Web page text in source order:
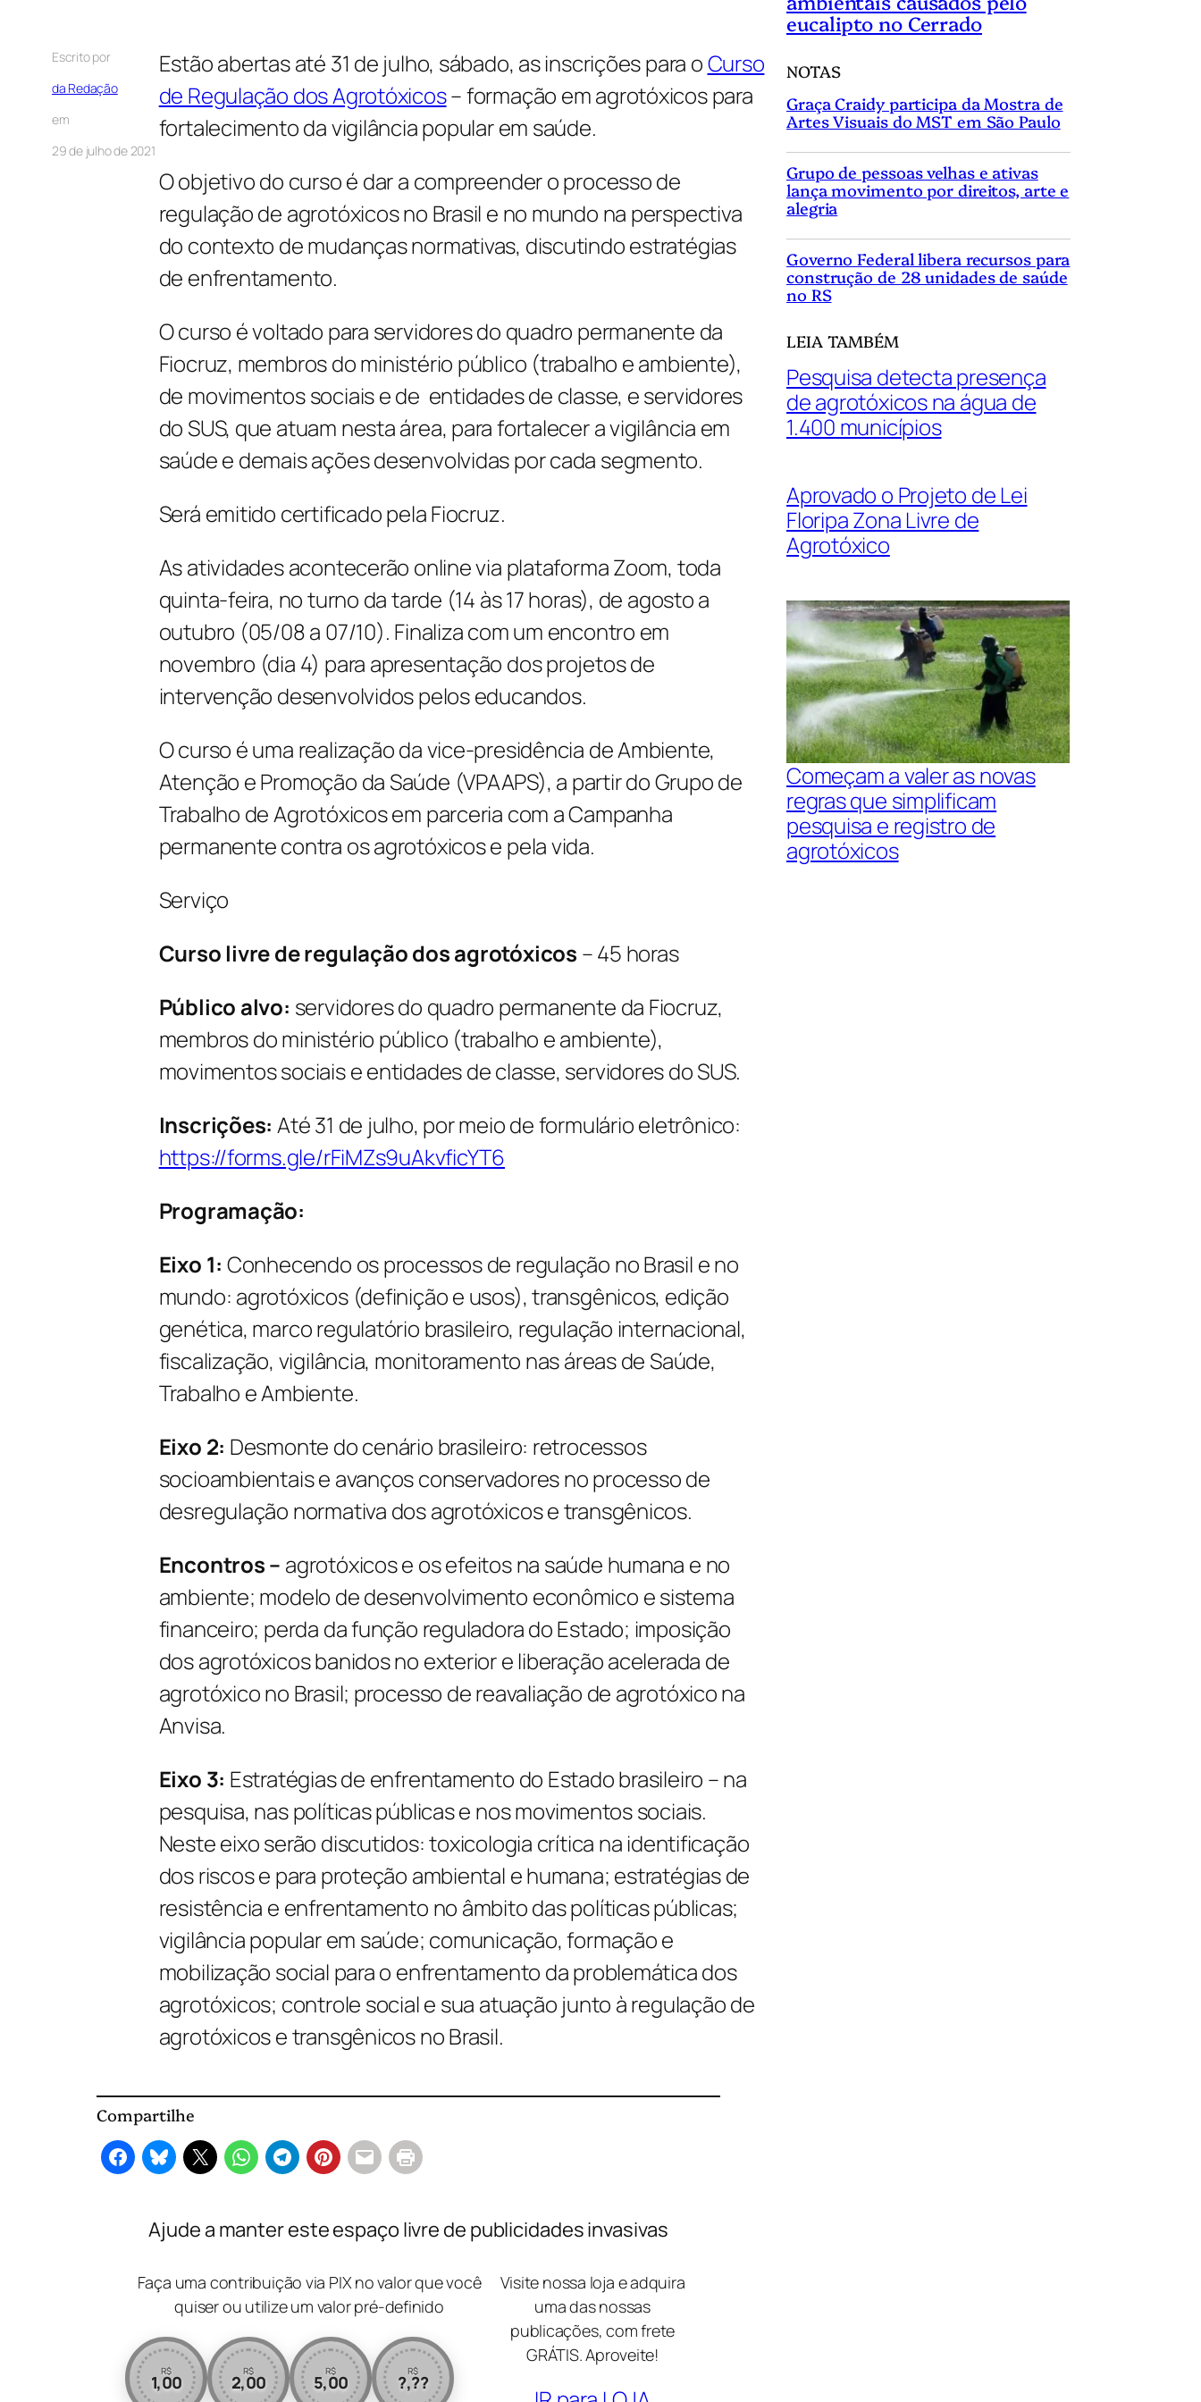
Escrito por
da Redação
em
29 de julho de 2021
Estão abertas até 31 de julho, sábado, as inscrições para oCurso
de Regulação dos Agrotóxicos– formação em agrotóxicos para
fortalecimento da vigilância popular em saúde.
O objetivo do curso é dar a compreender o processo de
regulação de agrotóxicos no Brasil e no mundo na perspectiva
do contexto de mudanças normativas, discutindo estratégias
de enfrentamento.
O curso é voltado para servidores do quadro permanente da
Fiocruz, membros do ministério público (trabalho e ambiente),
de movimentos sociais e de entidades de classe, e servidores
do SUS, que atuam nesta área, para fortalecer a vigilância em
saúde e demais ações desenvolvidas por cada segmento.
Será emitido certificado pela Fiocruz.
As atividades acontecerão onlinevia plataforma Zoom, toda
quinta-feira, no turno da tarde (14 às 17 horas), de agosto a
outubro (05/08 a 07/10). Finaliza com um encontro em
novembro (dia 4) para apresentação dos projetos de
intervenção desenvolvidos pelos educandos.
O curso é uma realização da vice-presidência de Ambiente,
Atenção e Promoção da Saúde (VPAAPS), a partir do Grupo de
Trabalho de Agrotóxicos em parceria com a Campanha
permanente contra os agrotóxicos e pela vida.
Serviço
Curso livre de regulação dos agrotóxicos – 45 horas
Público alvo: servidores do quadro permanente da Fiocruz,
membros do ministério público (trabalho e ambiente),
movimentos sociais e entidades de classe, servidores do SUS.
Inscrições: Até 31 de julho, por meio de formulário eletrônico:
https://forms.gle/rFiMZs9uAkvficYT6
Programação:
Eixo 1: Conhecendo os processos de regulação no Brasil e no
mundo: agrotóxicos (definição e usos), transgênicos, edição
genética, marco regulatório brasileiro, regulação internacional,
fiscalização, vigilância, monitoramento nas áreas de Saúde,
Trabalho e Ambiente.
Eixo 2: Desmonte do cenário brasileiro: retrocessos
socioambientais e avanços conservadores no processo de
desregulação normativa dos agrotóxicos e transgênicos.
Encontros – agrotóxicos e os efeitos na saúde humana e no
ambiente; modelo de desenvolvimento econômico e sistema
financeiro; perda da função reguladora do Estado; imposição
dos agrotóxicos banidos no exterior e liberação acelerada de
agrotóxico no Brasil; processo de reavaliação de agrotóxico na
Anvisa.
Eixo 3: Estratégias de enfrentamento do Estado brasileiro – na
pesquisa, nas políticas públicas e nos movimentos sociais.
Neste eixo serão discutidos: toxicologia crítica na identificação
dos riscos e para proteção ambiental e humana; estratégias de
resistência e enfrentamento no âmbito das políticas públicas;
vigilância popular em saúde; comunicação, formação e
mobilização social para o enfrentamento da problemática dos
agrotóxicos; controle social e sua atuação junto à regulação de
agrotóxicos e transgênicos no Brasil.
Compartilhe
Ajude a manter este espaço livre de publicidades invasivas
Faça uma contribuição via PIX no valor que você
quiser ou utilize um valor pré-definido
R$
1,00
R$
2,00
R$
5,00
R$
?,??
Visite nossa loja e adquira
uma das nossas
publicações, com frete
GRÁTIS. Aproveite!
eucalipto no Cerrado
NOTAS
Graça Craidy participa da Mostra de
Artes Visuais do MST em São Paulo
Grupo de pessoas velhas e ativas
lança movimento por direitos, arte e
alegria
Governo Federal libera recursos para
construção de 28 unidades de saúde
no RS
LEIA TAMBÉM
Pesquisa detecta presença
de agrotóxicos na água de
1.400 municípios
Aprovado o Projeto de Lei
Floripa Zona Livre de
Agrotóxico
Começam a valer as novas
regras que simplificam
pesquisa e registro de
agrotóxicos